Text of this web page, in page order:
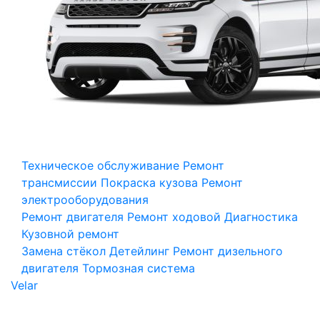
Техническое обслуживание Ремонт
трансмиссии Покраска кузова Ремонт
электрооборудования
Ремонт двигателя Ремонт ходовой Диагностика
Кузовной ремонт
Замена стёкол Детейлинг Ремонт дизельного
двигателя Тормозная система
Velar